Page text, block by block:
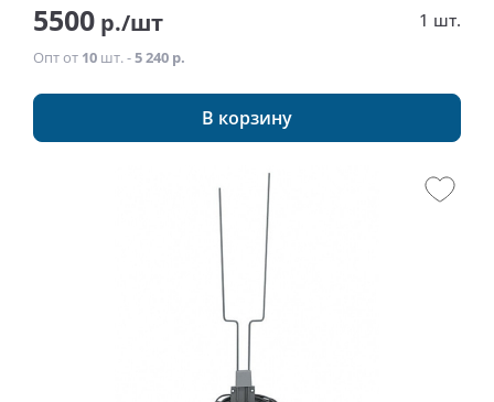
5500 р./шт 1 шт.
Опт от 10 шт. -5 240 р.
В корзину